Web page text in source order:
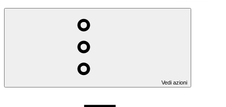
Vedi azioni